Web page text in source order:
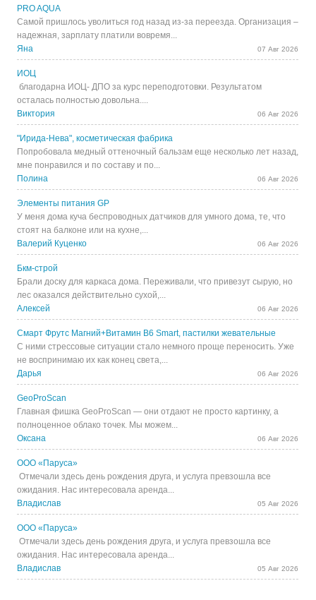
PRO AQUA
Самой пришлось уволиться год назад из-за переезда. Организация –
надежная, зарплату платили вовремя...
Яна
07 Авг 2026
ИОЦ
благодарна ИОЦ- ДПО за курс переподготовки. Результатом
осталась полностью довольна....
Виктория
06 Авг 2026
"Ирида-Нева", косметическая фабрика
Попробовала медный оттеночный бальзам еще несколько лет назад,
мне понравился и по составу и по...
Полина
06 Авг 2026
Элементы питания GP
У меня дома куча беспроводных датчиков для умного дома, те, что
стоят на балконе или на кухне,...
Валерий Куценко
06 Авг 2026
Бкм-строй
Брали доску для каркаса дома. Переживали, что привезут сырую, но
лес оказался действительно сухой,...
Алексей
06 Авг 2026
Смарт Фрутс Магний+Витамин В6 Smart, пастилки жевательные
С ними стрессовые ситуации стало немного проще переносить. Уже
не воспринимаю их как конец света,...
Дарья
06 Авг 2026
GeoProScan
Главная фишка GeoProScan — они отдают не просто картинку, а
полноценное облако точек. Мы можем...
Оксана
06 Авг 2026
ООО «Паруса»
Отмечали здесь день рождения друга, и услуга превзошла все
ожидания. Нас интересовала аренда...
Владислав
05 Авг 2026
ООО «Паруса»
Отмечали здесь день рождения друга, и услуга превзошла все
ожидания. Нас интересовала аренда...
Владислав
05 Авг 2026